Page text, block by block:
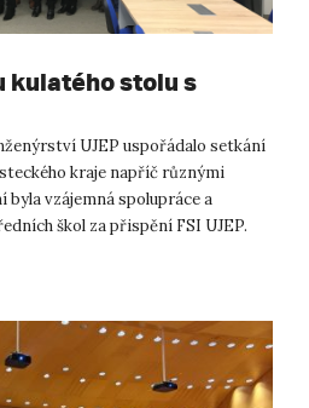
kulatého stolu s
UJEP uspořádalo setkání
kraje napříč různými
vzájemná spolupráce a
škol za přispění FSI UJEP.